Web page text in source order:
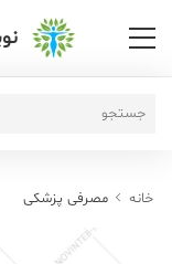
خانه مصرفی پزشکی